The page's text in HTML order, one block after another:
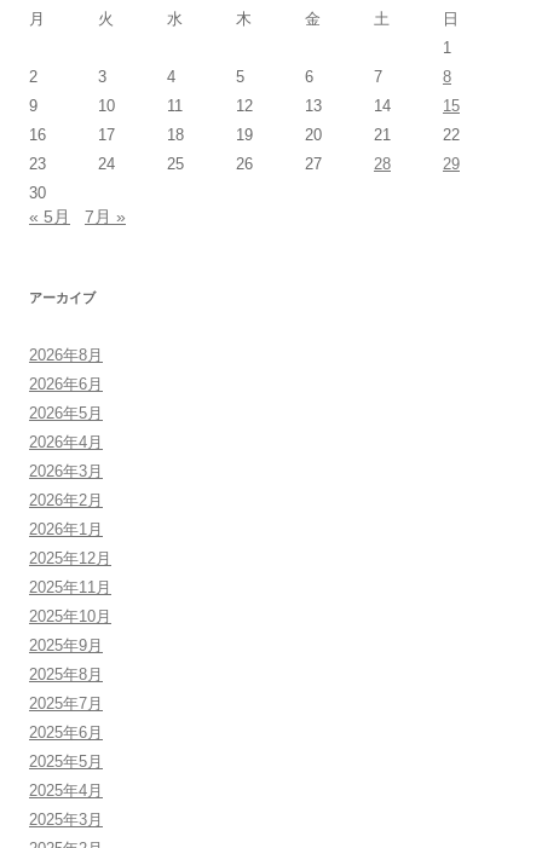
月
火 水 木 金 土
日
1
2
3 4 5 6 7
8
9
10 11 12 13 14
15
16
17 18 19 20 21
22
23
24 25 26 27 28
29
30
« 5月 7月 »
アーカイブ
2026年8月
2026年6月
2026年5月
2026年4月
2026年3月
2026年2月
2026年1月
2025年12月
2025年11月
2025年10月
2025年9月
2025年8月
2025年7月
2025年6月
2025年5月
2025年4月
2025年3月